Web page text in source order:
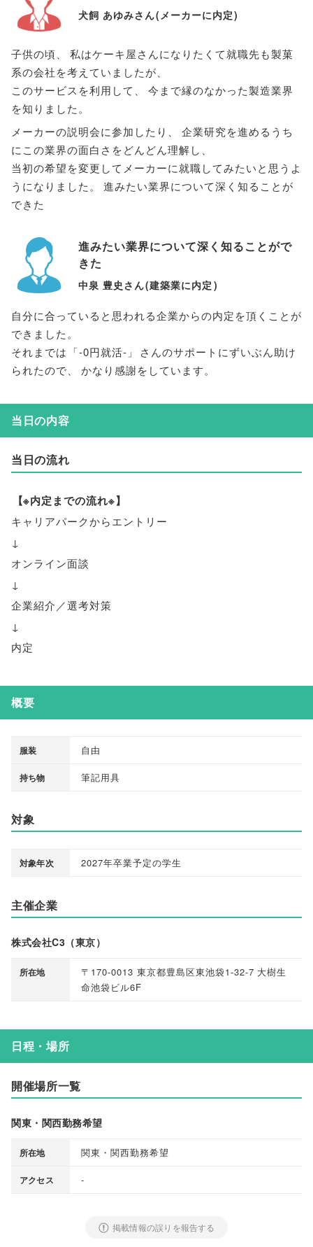
犬飼 あゆみさん( メーカーに内定)
子供の頃
私はケーキ屋さんになりたくて就職先も製菓
系の会社を考えていましたが
このサービスを利用して
今まで縁のなかった製造業界
を知りました 。
メーカーの説明会に参加したり
企業研究を進めるうち
にこの業界の面白さをどんどん理解し
当初の希望を変更してメーカーに就職してみたいと思うよ
うになりました 。
進みたい業界について深く知ることが
できた
進みたい業界について深く知ることがで
きた
中泉 豊史さん(建築業に内定 )
自分に合っていると思われる企業からの内定を頂くことが
できました 。
それまでは 「-0円就活- 」
さんのサポートにずいぶん助け
られたので
かなり感謝をしています。
当日の内容
当日の流れ
【※内定までの流れ※】
キャリアパークからエントリー
↓
オンライン面談
↓
企業紹介／選考対策
↓
内定
概要
服装 自由
持ち物 筆記用具
対象
対象年次 2027年卒業予定の学生
主催企業
株式会社C3（東京）
所在地
〒170-0013 東京都豊島区東池袋1-32-7 大樹生
命池袋ビル6F
日程・場所
開催場所一覧
関東・関西勤務希望
所在地 関東・関西勤務希望
アクセス -
掲載情報の誤りを報告する